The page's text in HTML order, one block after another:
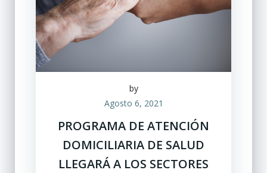
by
Agosto 6, 2021
PROGRAMA DE ATENCIÓN
DOMICILIARIA DE SALUD
LLEGARÁ A LOS SECTORES